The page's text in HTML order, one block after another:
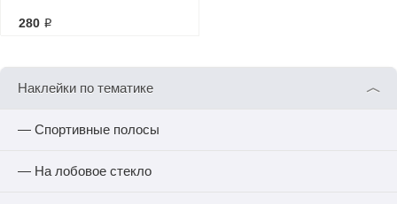
280 ₽
Наклейки по тематике ︿
— Спортивные полосы
— На лобовое стекло